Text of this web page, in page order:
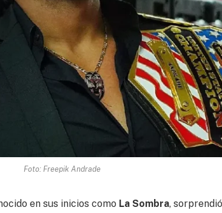
Foto: Freepik Andrade
en sus inicios como La Sombra,